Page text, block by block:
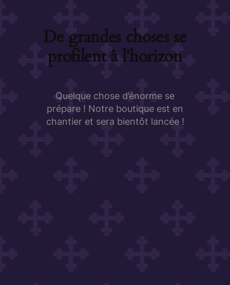
De grandes choses se
profilent à l’horizon
Quelque chose d’énorme se
prépare ! Notre boutique est en
chantier et sera bientôt lancée !